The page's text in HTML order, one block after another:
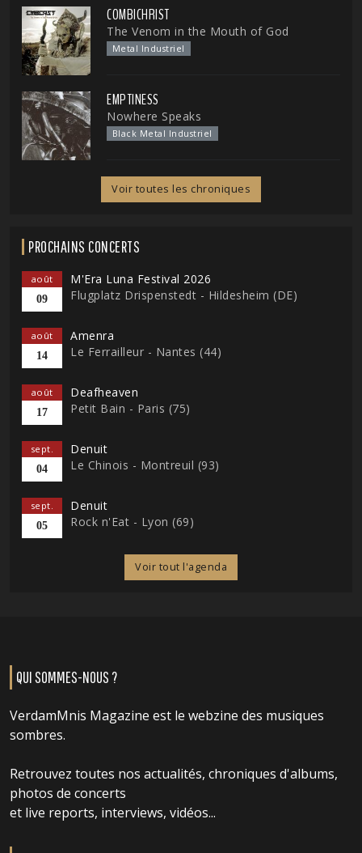
COMBICHRIST
The Venom in the Mouth of God
Metal Industriel
EMPTINESS
Nowhere Speaks
Black Metal Industriel
Voir toutes les chroniques
PROCHAINS CONCERTS
août
09
M'Era Luna Festival 2026
Flugplatz Drispenstedt - Hildesheim (DE)
août
14
Amenra
Le Ferrailleur - Nantes (44)
août
17
Deafheaven
Petit Bain - Paris (75)
sept.
04
Denuit
Le Chinois - Montreuil (93)
sept.
05
Denuit
Rock n'Eat - Lyon (69)
Voir tout l'agenda
QUI SOMMES-NOUS ?
VerdamMnis Magazine est le webzine des musiques
sombres.
Retrouvez toutes nos actualités, chroniques d'albums,
photos de concerts
et live reports, interviews, vidéos...